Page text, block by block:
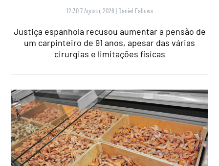
12:30 7 Agosto, 2026 | Daniel Fallows
Justiça espanhola recusou aumentar a pensão de
um carpinteiro de 91 anos, apesar das várias
cirurgias e limitações físicas